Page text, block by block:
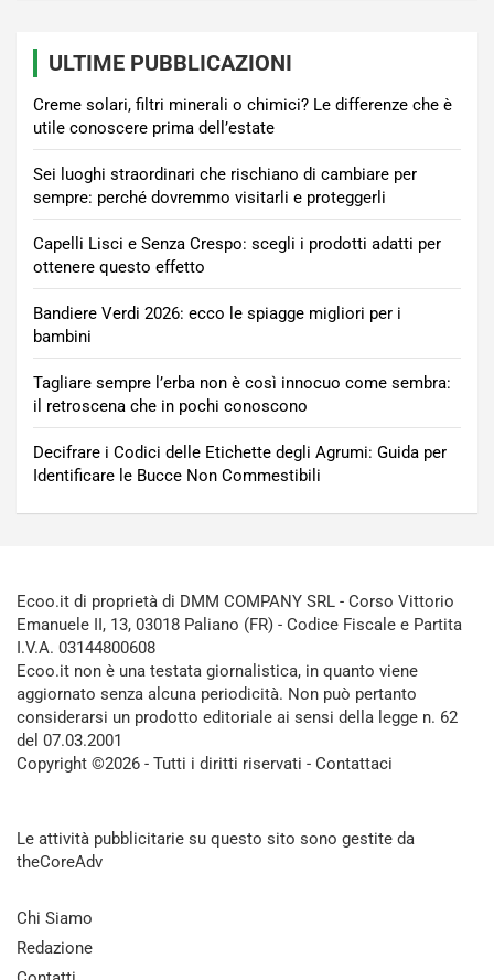
ULTIME PUBBLICAZIONI
Creme solari, filtri minerali o chimici? Le differenze che è
utile conoscere prima dell’estate
Sei luoghi straordinari che rischiano di cambiare per
sempre: perché dovremmo visitarli e proteggerli
Capelli Lisci e Senza Crespo: scegli i prodotti adatti per
ottenere questo effetto
Bandiere Verdi 2026: ecco le spiagge migliori per i
bambini
Tagliare sempre l’erba non è così innocuo come sembra:
il retroscena che in pochi conoscono
Decifrare i Codici delle Etichette degli Agrumi: Guida per
Identificare le Bucce Non Commestibili
Ecoo.it di proprietà di DMM COMPANY SRL - Corso Vittorio
Emanuele II, 13, 03018 Paliano (FR) - Codice Fiscale e Partita
I.V.A. 03144800608
Ecoo.it non è una testata giornalistica, in quanto viene
aggiornato senza alcuna periodicità. Non può pertanto
considerarsi un prodotto editoriale ai sensi della legge n. 62
del 07.03.2001
Copyright ©2026 - Tutti i diritti riservati - Contattaci
Le attività pubblicitarie su questo sito sono gestite da
theCoreAdv
Chi Siamo
Redazione